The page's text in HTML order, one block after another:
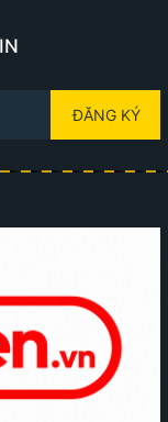
ĐĂNG KÝ